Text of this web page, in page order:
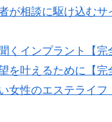
が相談に駆け込むサ
くインプラント【完
を叶えるために【完
女性のエステライフ